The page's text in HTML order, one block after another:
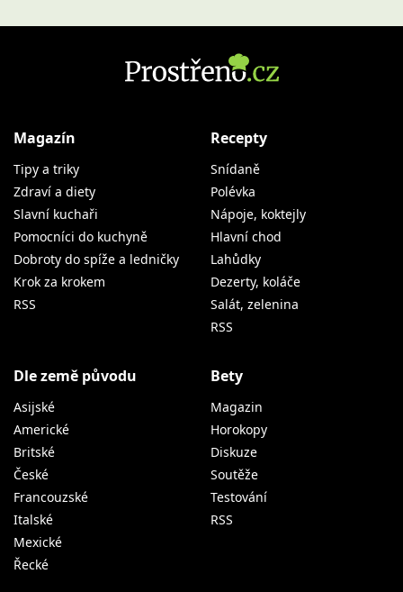
Magazín
Tipy a triky
Zdraví a diety
Slavní kuchaři
Pomocníci do kuchyně
Dobroty do spíže a ledničky
Krok za krokem
RSS
Recepty
Snídaně
Polévka
Nápoje, koktejly
Hlavní chod
Lahůdky
Dezerty, koláče
Salát, zelenina
RSS
Dle země původu
Asijské
Americké
Britské
České
Francouzské
Italské
Mexické
Řecké
Bety
Magazin
Horokopy
Diskuze
Soutěže
Testování
RSS